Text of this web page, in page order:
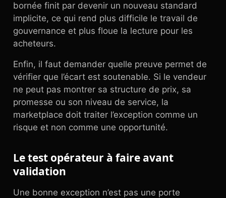
bornée finit par devenir un nouveau standard
implicite, ce qui rend plus difficile le travail de
gouvernance et plus floue la lecture pour les
acheteurs.
Enfin, il faut demander quelle preuve permet de
vérifier que l’écart est soutenable. Si le vendeur
ne peut pas montrer sa structure de prix, sa
promesse ou son niveau de service, la
marketplace doit traiter l’exception comme un
risque et non comme une opportunité.
Le test opérateur à faire avant
validation
Une bonne exception n’est pas une porte